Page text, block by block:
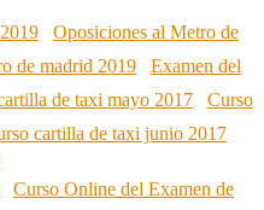
Oposiciones al Metro de
Examen del
Curso
Curso Online del Examen de